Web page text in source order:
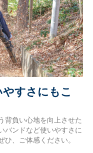
すさにもこ
背負い心地を向上させた
バンドなど使いやすさに
、ご体感ください。